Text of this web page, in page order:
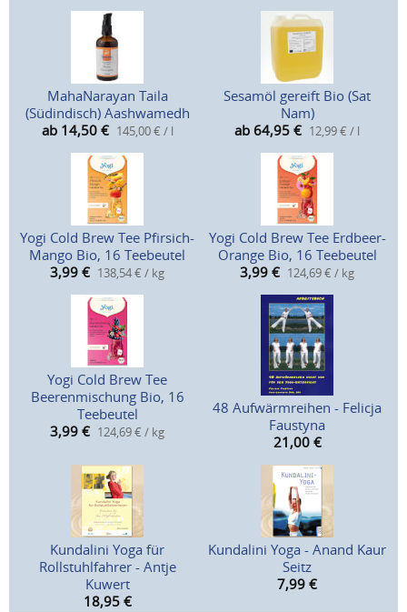
MahaNarayan Taila
(Südindisch) Aashwamedh
ab 14,50 € 145,00 € / l
Sesamöl gereift Bio (Sat
Nam)
ab 64,95 € 12,99 € / l
Yogi Cold Brew Tee Pfirsich-
Mango Bio, 16 Teebeutel
3,99 € 138,54 € / kg
Yogi Cold Brew Tee Erdbeer-
Orange Bio, 16 Teebeutel
3,99 € 124,69 € / kg
Yogi Cold Brew Tee
Beerenmischung Bio, 16
Teebeutel
3,99 € 124,69 € / kg
48 Aufwärmreihen - Felicja
Faustyna
21,00 €
Kundalini Yoga für
Rollstuhlfahrer - Antje
Kuwert
18,95 €
Kundalini Yoga - Anand Kaur
Seitz
7,99 €